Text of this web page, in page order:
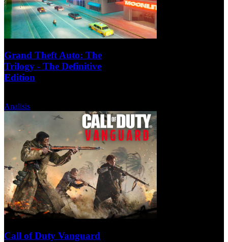
Grand Theft Auto: The
Trilogy - The Definitive
Edition
Analisis
Call of Duty Vanguard